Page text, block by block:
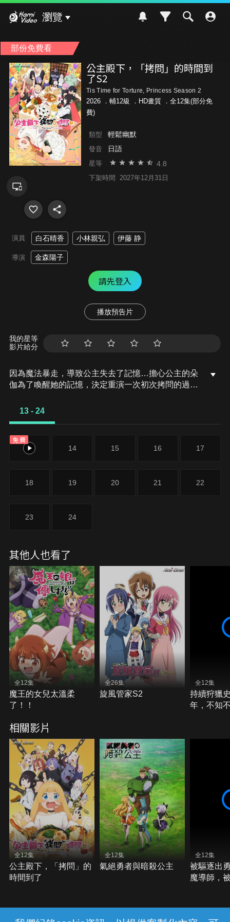
瀏覽
部份免費看
公主殿下，「拷問」的時間到
了S2
Tis Time for Torture, Princess Season 2
2026 ． 輔12級
．HD畫質 ．全12集(部分免
費)
類型 輕鬆幽默
發音 日語
星等 4.8
下架時間 2027年12月31日
演員 白石晴香 小林親弘 伊藤 静
導演 金森陽子
請先登入
播放預告片
我的星等
影片給分
因為魔法暴走，導致公主失去了記憶…擔心公主的朵
伽為了喚醒她的記憶，決定重演一次初次拷問的過程
祝，他給魔王城裡的每一個人都送了一個蛋糕……殊
大家也會快快樂樂地生活下去。
13 - 24
免費
13 14 15 16 17
18 19 20 21 22
23 24
其他人也看了
全12集
魔王的女兒太溫柔
了！！
全26集
旋風管家S2
全12集
持續狩獵
年，不知
相關影片
全12集
公主殿下，「拷問」的
時間到了
全12集
氣絕勇者與暗殺公主
全12集
被驅逐出
魔導師，